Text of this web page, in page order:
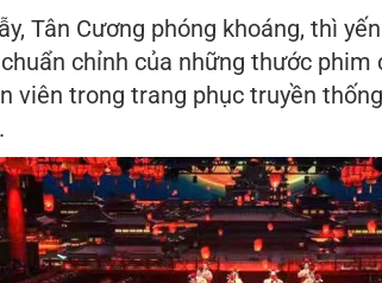
Tân Cương phóng khoáng, thì
chỉnh của những thước phim
viên trong trang phục truyền